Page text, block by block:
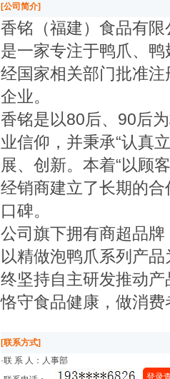
[公司简介]
香铭（福建）食品有
是一家专注于鸭爪、
经国家相关部门批准
企业。
香铭是以80后、90后
业信仰，并秉承“认真
展、创新。本着“以顾
经销商建立了长期的
口碑。
公司旗下拥有商超品
以精做泡鸭爪系列产
终坚持自主研发推动
恪守食品健康，做消
[联系方式]
·联 系 人：人事部
登录